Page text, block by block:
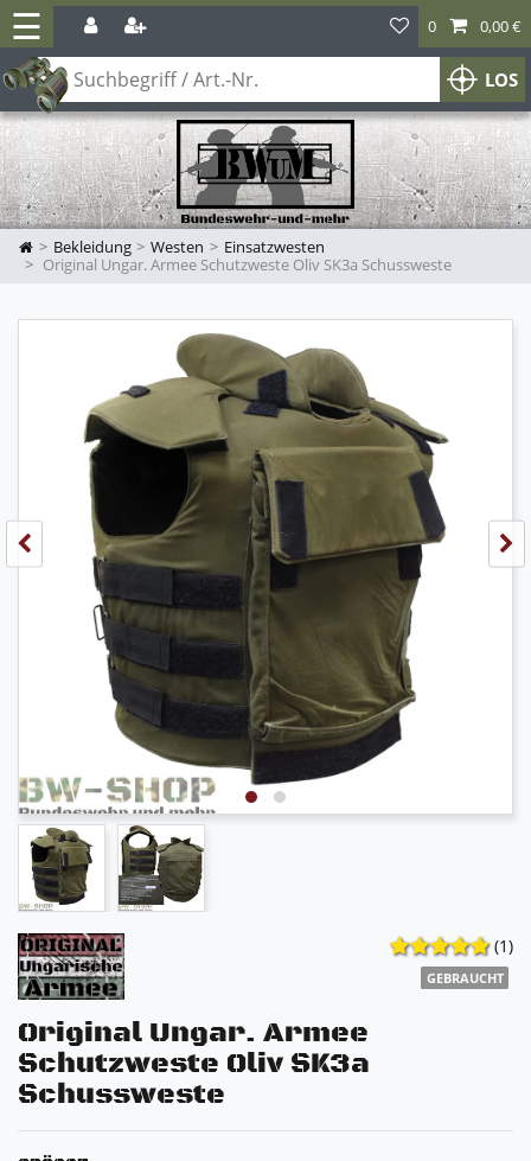
☰
LOS
0 0,00 €
Bekleidung Westen
Einsatzwesten
Original Ungar. Armee Schutzweste Oliv SK3a Schussweste
(1)
GEBRAUCHT
Original Ungar. Armee
Schutzweste Oliv SK3a
Schussweste